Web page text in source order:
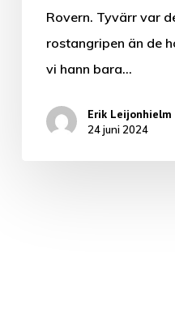
Rovern. Tyvärr var
rostangripen än de
vi hann bara…
Erik Leijonhielm
24 juni 2024